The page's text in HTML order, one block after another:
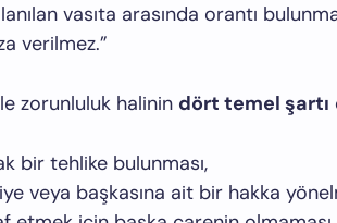
vasıta arasında orantı
verilmez.”
zorunluluk halinin dört temel şartı
bir tehlike bulunması,
veya başkasına ait bir hakka